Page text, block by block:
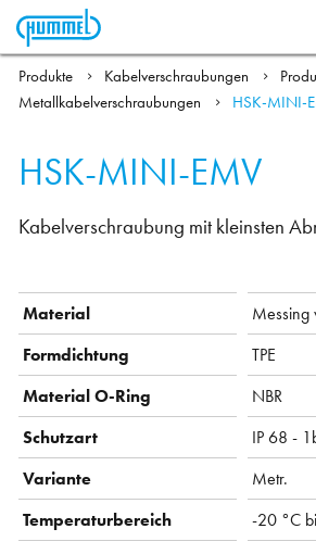
Produkte Kabelverschraubungen
Metallkabelverschraubungen
HSK-MINI-
HSK-MINI-EMV
Kabelverschraubung mit kleinsten
Material
Messing
Formdichtung
TPE
Material O-Ring
NBR
Schutzart
IP 68 -
Variante
Metr.
Temperaturbereich
-20 °C